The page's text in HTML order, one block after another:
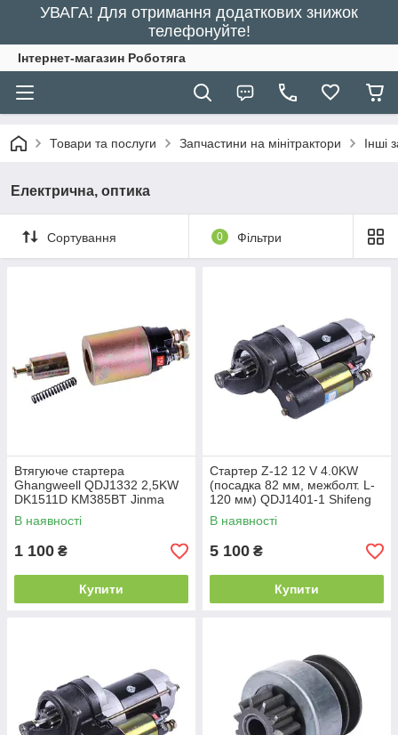
УВАГА! Для отримання додаткових знижок
телефонуйте!
Інтернет-магазин Роботяга
Товари та послуги Запчастини на мінітрактори Інші
Електрична, оптика
Сортування 0 Фільтри
Втягуюче стартера
Ghangweell QDJ1332 2,5KW
DK1511D KM385BT Jinma
240/244
В наявності
1 100 ₴
Купити
Стартер Z-12 12 V 4.0KW
(посадка 82 мм, межболт. L-
120 мм) QDJ1401-1 Shifeng
240
В наявності
5 100 ₴
Купити